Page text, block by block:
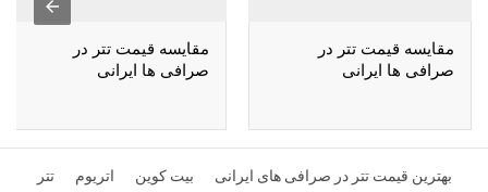
مقایسه قیمت تتر در
صرافی ها ایرانی
مقایسه قیمت تتر در
صرافی ها ایرانی
بهترین قیمت تتر در صرافی های ایرانی بیت کوین اتریوم تتر